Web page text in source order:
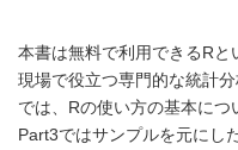
本書は無料で利用できるR
現場で役立つ専門的な統計
では、Rの使い方の基本につ
Part3ではサンプルを元にし